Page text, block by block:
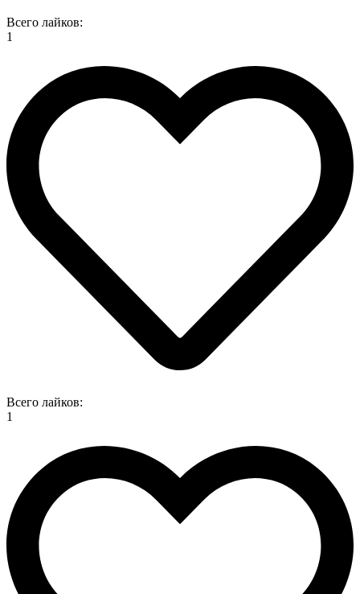
Всего лайков:
1
Всего лайков:
1